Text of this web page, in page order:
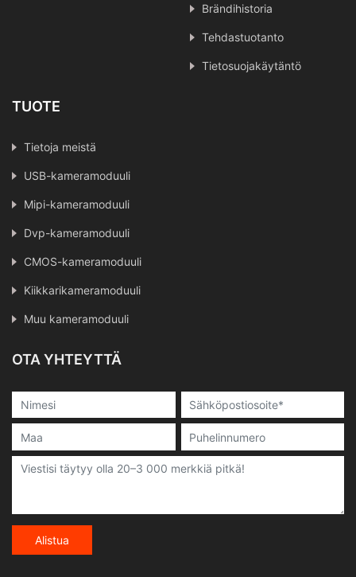
Brändihistoria
Tehdastuotanto
Tietosuojakäytäntö
TUOTE
Tietoja meistä
USB-kameramoduuli
Mipi-kameramoduuli
Dvp-kameramoduuli
CMOS-kameramoduuli
Kiikkarikameramoduuli
Muu kameramoduuli
OTA YHTEYTTÄ
Alistua